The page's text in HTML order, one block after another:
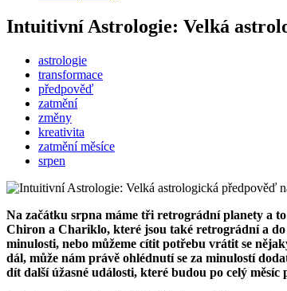
Intuitivní Astrologie: Velká
astrologie
transformace
předpověď
zatmění
změny
kreativita
zatmění měsíce
srpen
Na začátku srpna máme tři retrográdní planety a
Chiron a Chariklo, které jsou také retrográdní a do
minulosti, nebo můžeme cítit potřebu vrátit se
dál, může nám právě ohlédnutí se za minulostí
dít další úžasné události, které budou po celý